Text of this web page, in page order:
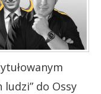
do Ossy